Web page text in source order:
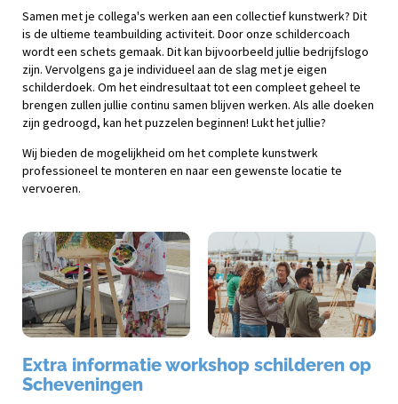
Samen met je collega's werken aan een collectief kunstwerk? Dit
is de ultieme teambuilding activiteit. Door onze schildercoach
wordt een schets gemaak. Dit kan bijvoorbeeld jullie bedrijfslogo
zijn. Vervolgens ga je individueel aan de slag met je eigen
schilderdoek. Om het eindresultaat tot een compleet geheel te
brengen zullen jullie continu samen blijven werken. Als alle doeken
zijn gedroogd, kan het puzzelen beginnen! Lukt het jullie?
Wij bieden de mogelijkheid om het complete kunstwerk
professioneel te monteren en naar een gewenste locatie te
vervoeren.
Extra informatie workshop schilderen op
Scheveningen